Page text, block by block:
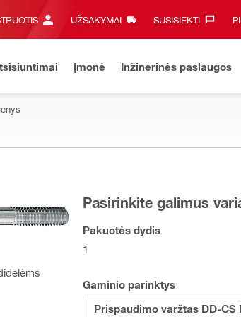
UŽSAKYMAI SUSISIEKTI‎
Įmonė Inžinerinės paslaugos
Pasirinkite galimus
Pakuotės dydis
1
Gaminio parinktys
Prispaudimo varžtas DD-CS